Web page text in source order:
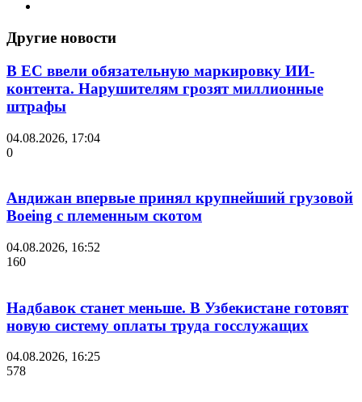
Другие новости
В ЕС ввели обязательную маркировку ИИ-
контента. Нарушителям грозят миллионные
штрафы
04.08.2026, 17:04
0
Андижан впервые принял крупнейший грузовой
Boeing с племенным скотом
04.08.2026, 16:52
160
Надбавок станет меньше. В Узбекистане готовят
новую систему оплаты труда госслужащих
04.08.2026, 16:25
578